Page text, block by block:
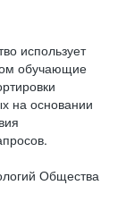
использует
обучающие
на основании
Общества